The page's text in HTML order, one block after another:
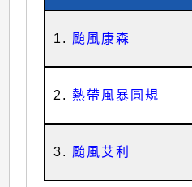
1. 颱風康森
2. 熱帶風暴圓規
3. 颱風艾利